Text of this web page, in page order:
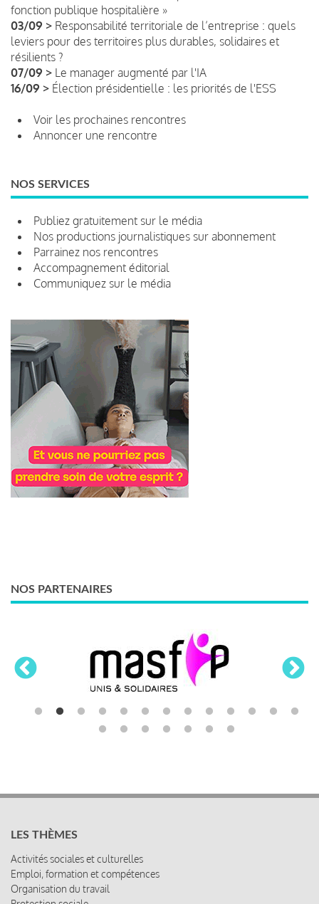
fonction publique hospitalière »
03/09 > Responsabilité territoriale de l’entreprise : quels
leviers pour des territoires plus durables, solidaires et
résilients ?
07/09 > Le manager augmenté par l'IA
16/09 > Élection présidentielle : les priorités de l'ESS
Voir les prochaines rencontres
Annoncer une rencontre
NOS SERVICES
Publiez gratuitement sur le média
Nos productions journalistiques sur abonnement
Parrainez nos rencontres
Accompagnement éditorial
Communiquez sur le média
NOS PARTENAIRES
LES THÈMES
Activités sociales et culturelles
Emploi, formation et compétences
Organisation du travail